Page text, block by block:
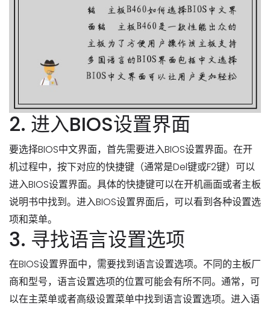
2. 进入BIOS设置界面
要选择BIOS中文界面，首先需要进入BIOS设置界面。在开
机过程中，按下对应的快捷键（通常是Del键或F2键）可以
进入BIOS设置界面。具体的快捷键可以在开机画面或者主板
说明书中找到。进入BIOS设置界面后，可以看到各种设置选
项和菜单。
3. 寻找语言设置选项
在BIOS设置界面中，需要找到语言设置选项。不同的主板厂
商和型号，语言设置选项的位置可能会有所不同。通常，可
以在主菜单或者高级设置菜单中找到语言设置选项。进入语